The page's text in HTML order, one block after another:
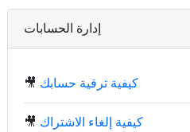
إدارة الحسابات
🎥 كيفية ترقية حسابك
🎥 كيفية إلغاء الاشتراك